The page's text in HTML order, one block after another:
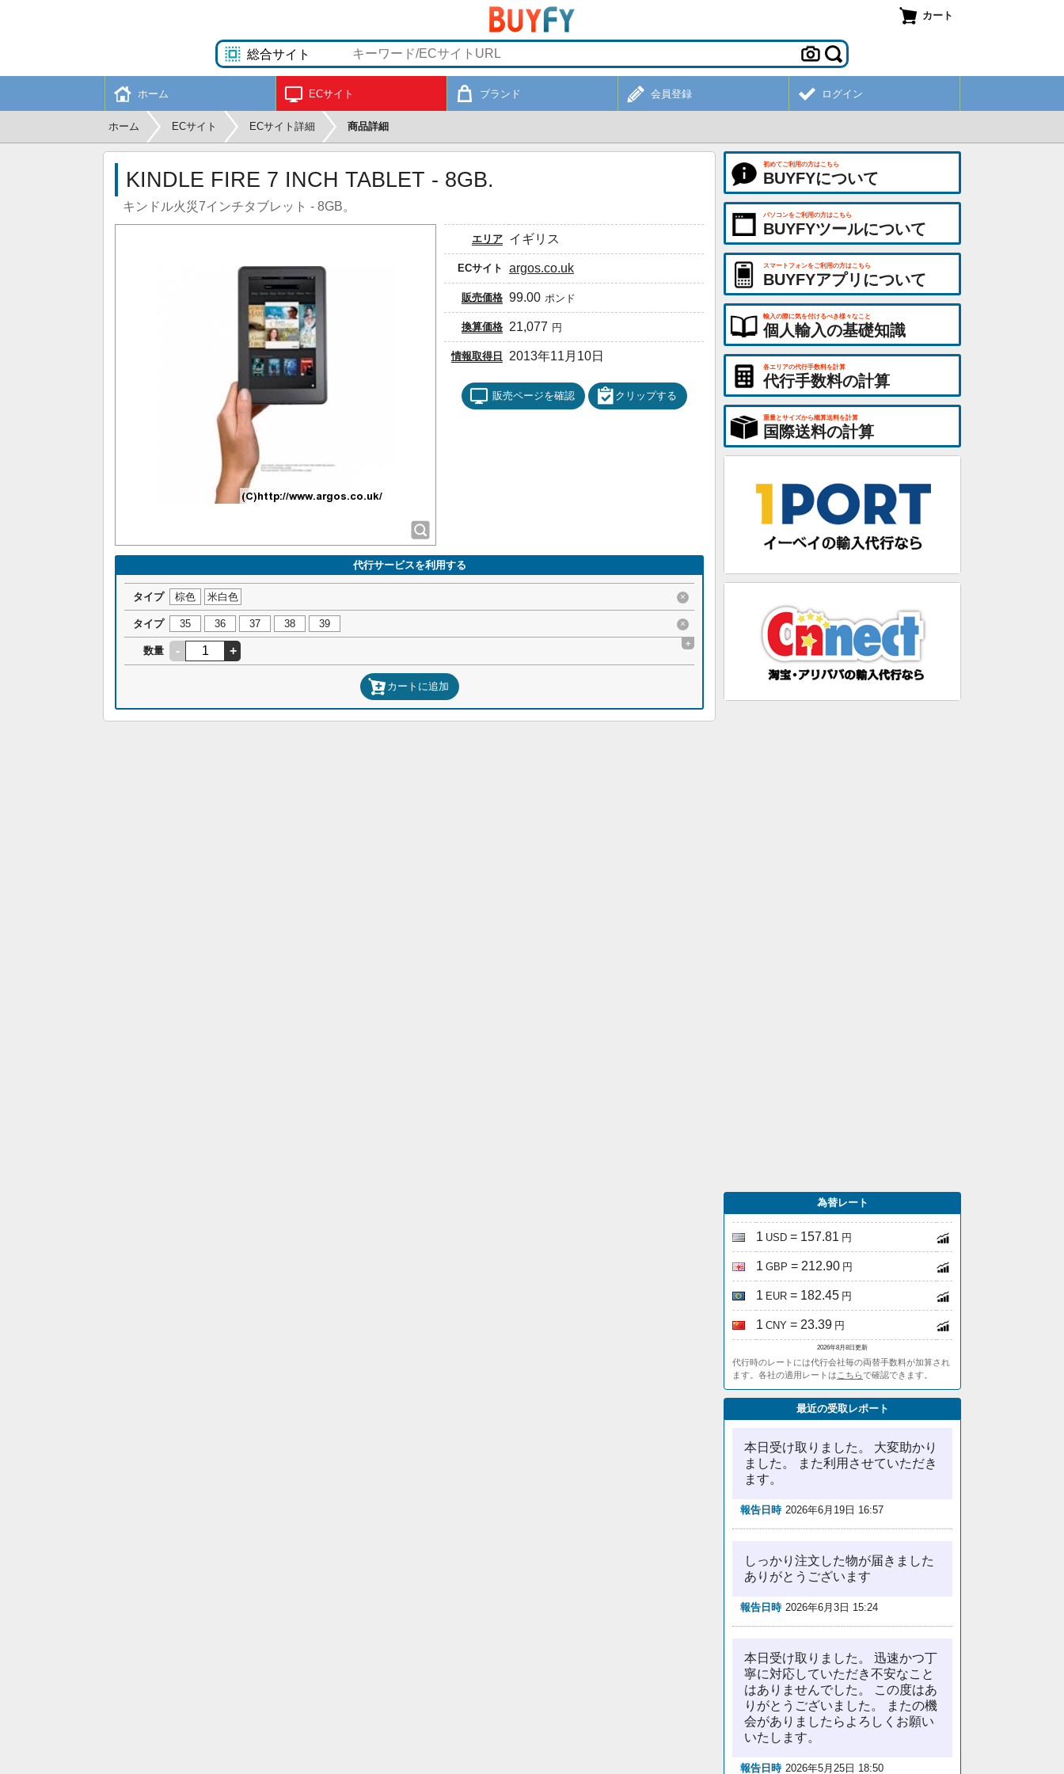
カート
ホーム ECサイト ブランド 会員登録 ログイン
ホーム ECサイト ECサイト詳細 商品詳細
KINDLE FIRE 7 INCH TABLET - 8GB.
キンドル火災7インチタブレット - 8GB。
エリア イギリス
ECサイト argos.co.uk
販売価格 99.00 ポンド
換算価格 21,077 円
情報取得日 2013年11月10日
販売ページを確認 クリップする
代行サービスを利用する
タイプ 棕色 米白色 ×
タイプ 35 36 37 38 39 ×
数量 - +
+
カートに追加
初めてご利用の方はこちら
BUYFYについて
パソコンをご利用の方はこちら
BUYFYツールについて
スマートフォンをご利用の方はこちら
BUYFYアプリについて
輸入の際に気を付けるべき様々なこと
個人輸入の基礎知識
各エリアの代行手数料を計算
代行手数料の計算
重量とサイズから概算送料を計算
国際送料の計算
為替レート
1 USD = 157.81 円
1 GBP = 212.90 円
1 EUR = 182.45 円
1 CNY = 23.39 円
2026年8月8日更新
代行時のレートには代行会社毎の両替手数料が加算され
ます。各社の適用レートは こちらで確認できます。
最近の受取レポート
本日受け取りました。 大変助かり
ました。 また利用させていただき
ます。
報告日時 2026年6月19日 16:57
しっかり注文した物が届きました
ありがとうございます
報告日時 2026年6月3日 15:24
本日受け取りました。 迅速かつ丁
寧に対応していただき不安なこと
はありませんでした。 この度はあ
りがとうございました。 またの機
会がありましたらよろしくお願い
いたします。
報告日時 2026年5月25日 18:50